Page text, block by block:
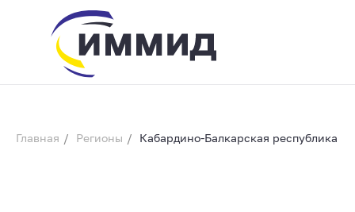
Главная / Регионы / Кабардино-Балкарская республика